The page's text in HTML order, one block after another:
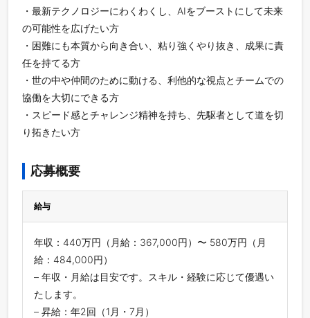
・最新テクノロジーにわくわくし、AIをブーストにして未来
の可能性を広げたい方
・困難にも本質から向き合い、粘り強くやり抜き、成果に責
任を持てる方
・世の中や仲間のために動ける、利他的な視点とチームでの
協働を大切にできる方
・スピード感とチャレンジ精神を持ち、先駆者として道を切
り拓きたい方
応募概要
給与
年収：440万円（月給：367,000円）〜 580万円（月
給：484,000円）
– 年収・月給は目安です。スキル・経験に応じて優遇い
たします。
– 昇給：年2回（1月・7月）